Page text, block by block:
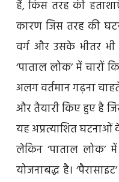
हैं, किस तरह की
कारण जिस तरह की
वर्ग और उसके भीतर भी
‘पाताल लोक’ में चारों
अलग वर्तमान गढ़ना
और तैयारी किए हुए है
यह अप्रत्याशित घटनाओं
लेकिन ‘पाताल लोक’
योजनाबद्ध है।